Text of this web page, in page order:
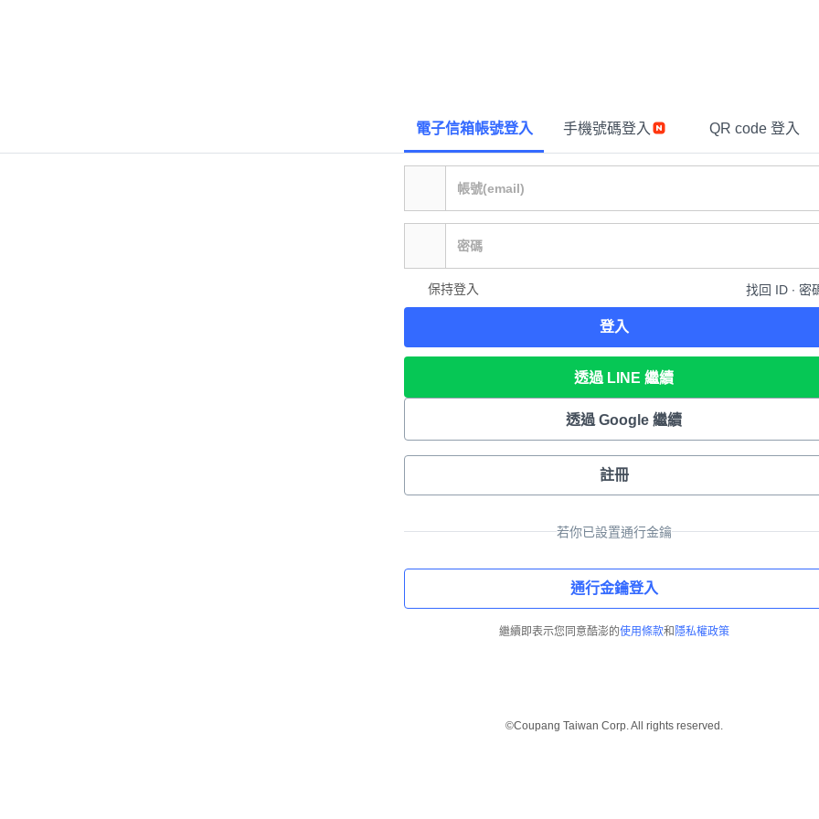
電子信箱帳號登入 手機號碼登入 QR code 登入
保持登入 找回 ID ∙ 密
登入
透過 LINE 繼續
透過 Google 繼續
註冊
若你已設置通行金鑰
通行金鑰登入
繼續即表示您同意酷澎的使用條款和 隱私權政策
©Coupang Taiwan Corp. All rights reserved.